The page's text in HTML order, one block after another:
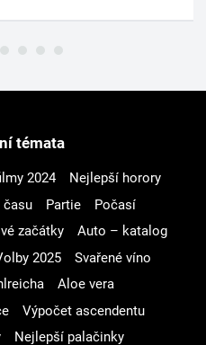
témata
2024
Nejlepší horory
času Partie
Počasí
začátky
Auto – katalog
2025
Svařené víno
Aloe vera
Výpočet ascendentu
Nejlepší palačinky